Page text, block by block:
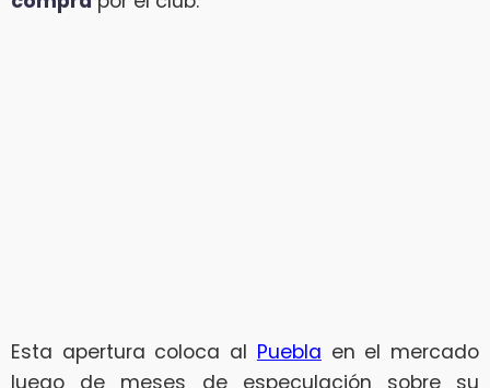
Esta apertura coloca al Puebla en el mercado